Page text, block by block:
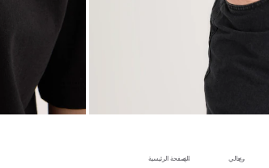
الصفحة الرئيسية رجالي